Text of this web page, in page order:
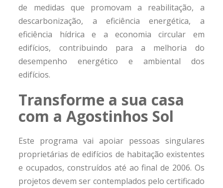
de medidas que promovam a reabilitação, a
descarbonização, a eficiência energética, a
eficiência hídrica e a economia circular em
edifícios, contribuindo para a melhoria do
desempenho energético e ambiental dos
edifícios.
Transforme a sua casa
com a Agostinhos Sol
Este programa vai apoiar pessoas singulares
proprietárias de edifícios de habitação existentes
e ocupados, construídos até ao final de 2006. Os
projetos devem ser contemplados pelo certificado